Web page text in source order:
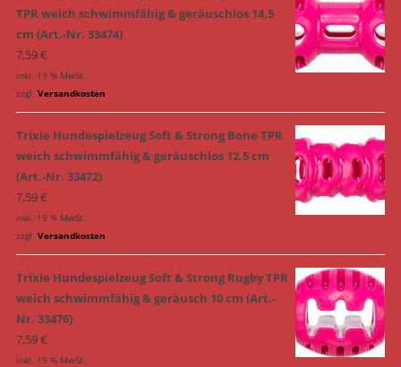
TPR weich schwimmfähig & geräuschlos 14,5
cm (Art.-Nr. 33474)
7,59€
inkl. 19 % MwSt.
zzgl. Versandkosten
Trixie Hundespielzeug Soft & Strong Bone TPR
weich schwimmfähig & geräuschlos 12,5 cm
(Art.-Nr. 33472)
7,59€
inkl. 19 % MwSt.
zzgl. Versandkosten
Trixie Hundespielzeug Soft & Strong Rugby TPR
weich schwimmfähig & geräusch 10 cm (Art.-
Nr. 33476)
7,59€
inkl. 19 % MwSt.